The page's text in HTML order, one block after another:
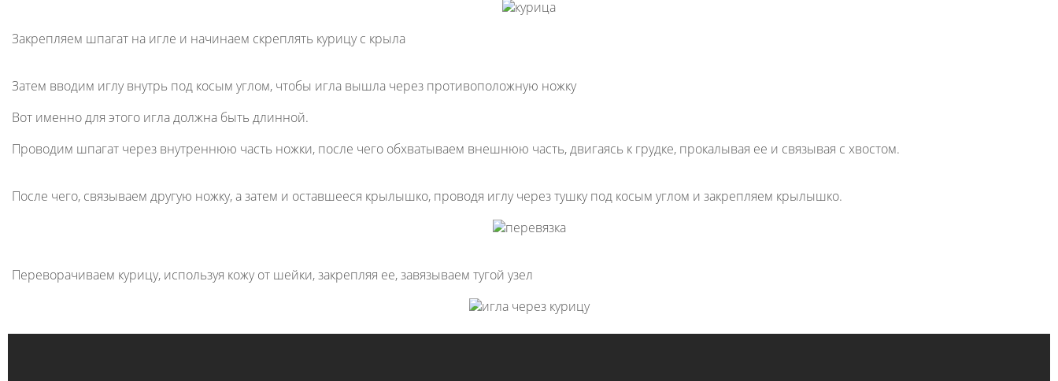
Закрепляем шпагат на игле и начинаем скреплять курицу с крыла
Затем вводим иглу внутрь под косым углом, чтобы игла вышла через противоположную ножку
Вот именно для этого игла должна быть длинной.
Проводим шпагат через внутреннюю часть ножки, после чего обхватываем внешнюю часть, двигаясь к грудке, прокалывая ее и связывая с хвостом.
После чего, связываем другую ножку, а затем и оставшееся крылышко, проводя иглу через тушку под косым углом и закрепляем крылышко.
Переворачиваем курицу, используя кожу от шейки, закрепляя ее, завязываем тугой узел